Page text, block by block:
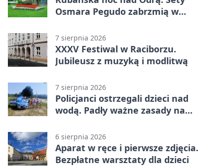
Osmara Pegudo zabrzmią w
7 sierpnia 2026
XXXV Festiwal w Raciborzu.
Jubileusz z muzyką i modlitwą
7 sierpnia 2026
Policjanci ostrzegali dzieci nad
wodą. Padły ważne zasady na
6 sierpnia 2026
Aparat w ręce i pierwsze zdjęcia.
Bezpłatne warsztaty dla dzieci